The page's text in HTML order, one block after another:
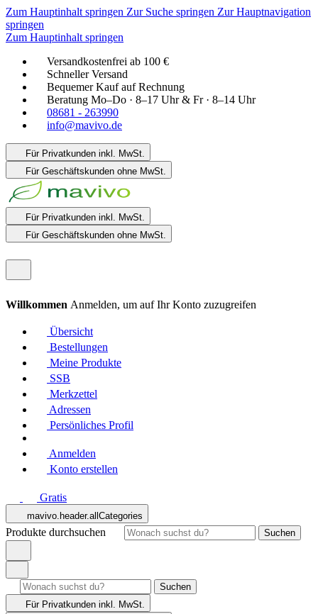
Zum Hauptinhalt springen Zur Suche springen Zur Hauptnavigation
springen
Zum Hauptinhalt springen
Versandkostenfrei ab 100 €
Schneller Versand
Bequemer Kauf auf Rechnung
Beratung Mo–Do · 8–17 Uhr & Fr · 8–14 Uhr
08681 - 263990
info@mavivo.de
Für Privatkunden inkl. MwSt.
Für Geschäftskunden ohne MwSt.
Für Privatkunden inkl. MwSt.
Für Geschäftskunden ohne MwSt.
Willkommen Anmelden, um auf Ihr Konto zuzugreifen
Übersicht
Bestellungen
Meine Produkte
SSB
Merkzettel
Adressen
Persönliches Profil
Anmelden
Konto erstellen
Gratis
mavivo.header.allCategories
Produkte durchsuchen Suchen
Suchen
Für Privatkunden inkl. MwSt.